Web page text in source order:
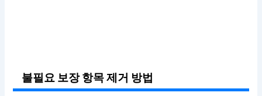
불필요 보장 항목 제거 방법